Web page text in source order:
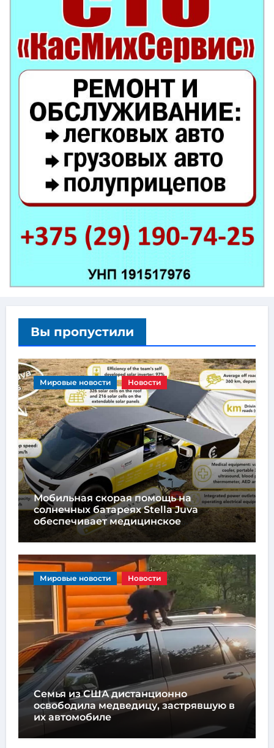
Вы пропустили
Мировые новости Новости
Мобильная скорая помощь на
солнечных батареях Stella Juva
обеспечивает медицинское
обслуживание на колесах
Мировые новости Новости
Семья из США дистанционно
освободила медведицу, застрявшую в
их автомобиле